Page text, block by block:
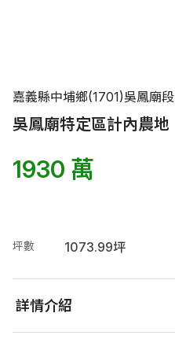
嘉義縣中埔鄉(1701)吳鳳廟段
吳鳳廟特定區計內農地
1930 萬
坪數 1073.99坪
詳情介紹